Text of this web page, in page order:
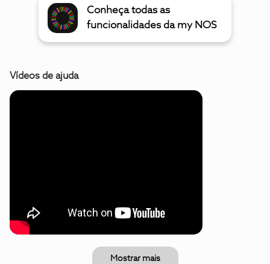
Conheça todas as
funcionalidades da my NOS
Vídeos de ajuda
Mostrar mais